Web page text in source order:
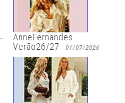
-
AnneFernandes
Verão26/27 - 01/07/2026
Fotos e vídeos